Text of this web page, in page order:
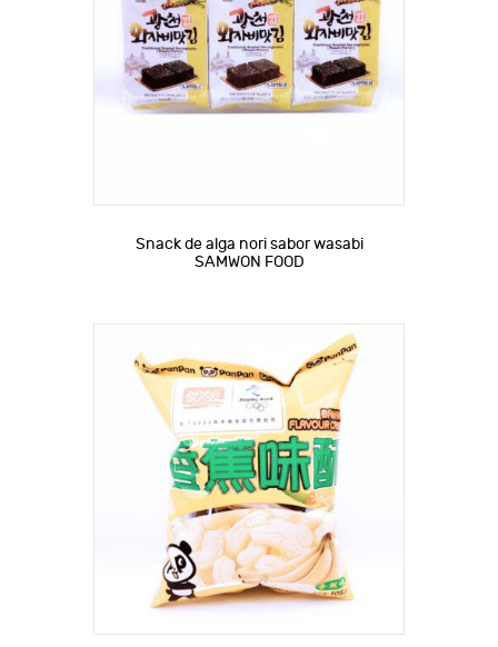
Snack de alga nori sabor wasabi
SAMWON FOOD